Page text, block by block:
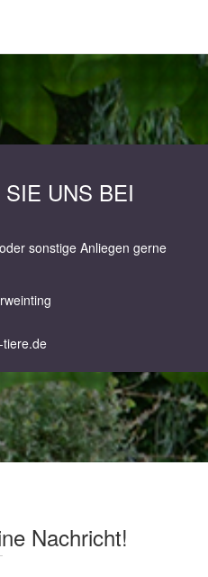
UNS BEI
sonstige Anliegen gerne
Nachricht!